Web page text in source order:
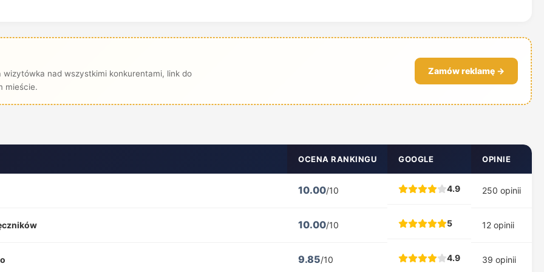
nad wszystkimi konkurentami, link do
mieście.
Zamów reklamę →
OCENA RANKINGU GOOGLE OPINIE
10.00/10 4.9 250 opinii
10.00/10 5 12 opinii
9.85/10 4.9 39 opinii